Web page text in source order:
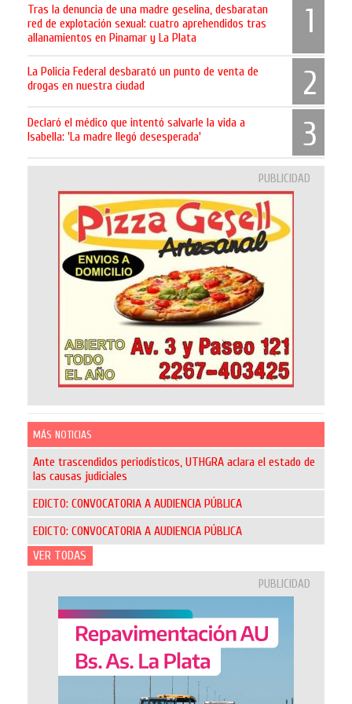
Tras la denuncia de una madre geselina, desbaratan
red de explotación sexual: cuatro aprehendidos tras
allanamientos en Pinamar y La Plata
1
La Policía Federal desbarató un punto de venta de
drogas en nuestra ciudad
2
Declaró el médico que intentó salvarle la vida a
Isabella: 'La madre llegó desesperada'
3
PUBLICIDAD
MÁS NOTICIAS
Ante trascendidos periodísticos, UTHGRA aclara el estado de
las causas judiciales
EDICTO: CONVOCATORIA A AUDIENCIA PÚBLICA
EDICTO: CONVOCATORIA A AUDIENCIA PÚBLICA
VER TODAS
PUBLICIDAD